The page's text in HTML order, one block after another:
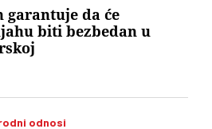
garantuje da će
biti bezbedan u
odnosi